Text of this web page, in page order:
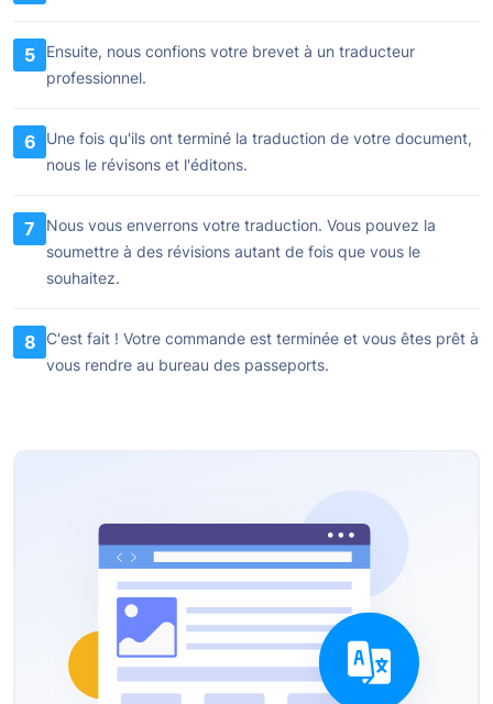
5
Ensuite, nous confions votre brevet à un traducteur
professionnel.
6
Une fois qu'ils ont terminé la traduction de votre document,
nous le révisons et l'éditons.
7
Nous vous enverrons votre traduction. Vous pouvez la
soumettre à des révisions autant de fois que vous le
souhaitez.
8 C'est fait ! Votre commande est terminée et vous êtes prêt à
vous rendre au bureau des passeports.